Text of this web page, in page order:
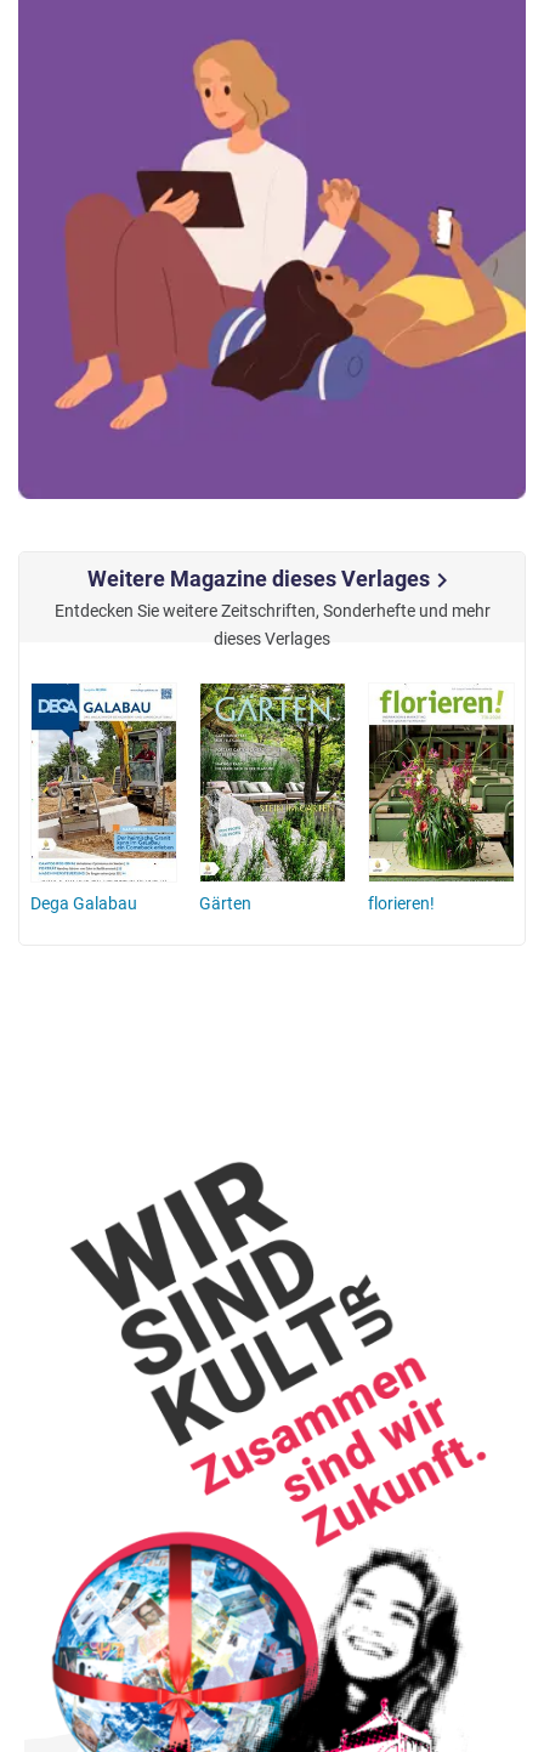
Weitere Magazine dieses Verlageschevron_right
Entdecken Sie weitere Zeitschriften, Sonderhefte und mehr
dieses Verlages
Dega Galabau Gärten florieren!